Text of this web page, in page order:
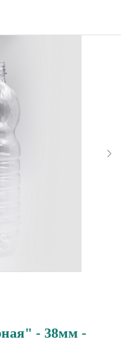
- 38мм -